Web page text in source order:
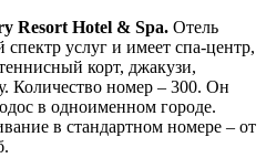
Resort Hotel & Spa. Отель
услуг и имеет спа-центр,
корт, джакузи,
Количество номер – 300. Он
в одноименном городе.
в стандартном номере – от